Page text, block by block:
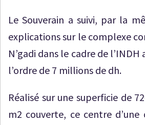
Le Souverain a suivi, par la
explications sur le complexe
N’gadi dans le cadre de
l’ordre de 7 millions de dh.
Réalisé sur une superficie de
m2 couverte, ce centre d’une